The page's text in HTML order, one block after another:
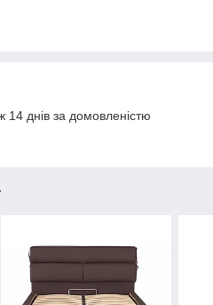
днів за домовленістю